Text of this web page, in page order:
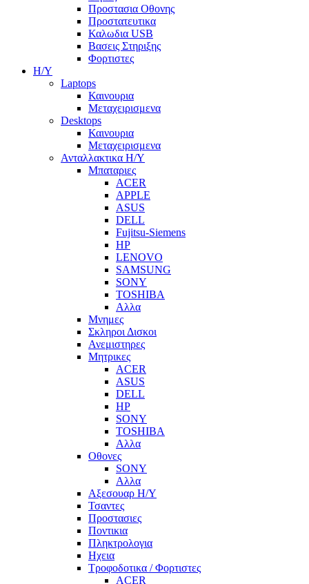
Προστασια Οθονης
Προστατευτικα
Καλωδια USB
Βασεις Στηριξης
Φορτιστες
Η/Υ
Laptops
Καινουρια
Μεταχειρισμενα
Desktops
Καινουρια
Μεταχειρισμενα
Ανταλλακτικα H/Y
Μπαταριες
ACER
APPLE
ASUS
DELL
Fujitsu-Siemens
HP
LENOVO
SAMSUNG
SONY
TOSHIBA
Αλλα
Μνημες
Σκληροι Δισκοι
Ανεμιστηρες
Μητρικες
ACER
ASUS
DELL
HP
SONY
TOSHIBA
Αλλα
Οθονες
SONY
Αλλα
Αξεσουαρ Η/Υ
Τσαντες
Προστασιες
Ποντικια
Πληκτρολογια
Ηχεια
Τροφοδοτικα / Φορτιστες
ACER